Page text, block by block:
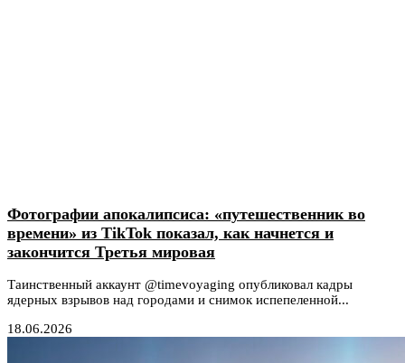
Фотографии апокалипсиса: «путешественник во
времени» из TikTok показал, как начнется и
закончится Третья мировая
Таинственный аккаунт @timevoyaging опубликовал кадры
ядерных взрывов над городами и снимок испепеленной...
18.06.2026